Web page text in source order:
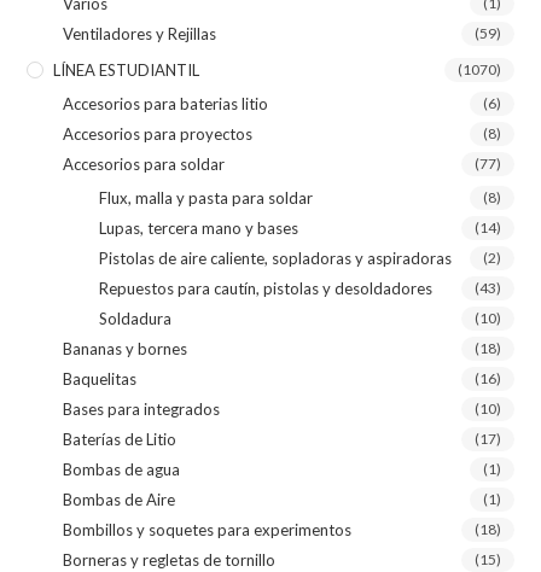
Ventiladores y Rejillas (59)
LÍNEA ESTUDIANTIL (1070)
Accesorios para baterias litio (6)
Accesorios para proyectos (8)
Accesorios para soldar (77)
Flux, malla y pasta para soldar (8)
Lupas, tercera mano y bases (14)
Pistolas de aire caliente, sopladoras y aspiradoras (2)
Repuestos para cautín, pistolas y desoldadores (43)
Soldadura (10)
Bananas y bornes (18)
Baquelitas (16)
Bases para integrados (10)
Baterías de Litio (17)
Bombas de agua (1)
Bombas de Aire (1)
Bombillos y soquetes para experimentos (18)
Borneras y regletas de tornillo (15)